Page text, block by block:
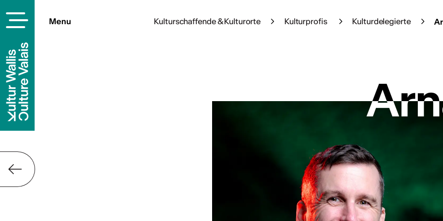
Menu Kulturschaffende & Kulturorte Kulturprofis Kulturdelegierte